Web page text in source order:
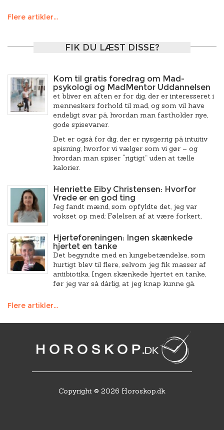
Flere artikler...
FIK DU LÆST DISSE?
Kom til gratis foredrag om Mad-
psykologi og MadMentor Uddannelsen
et bliver en aften er for dig, der er interesseret i
menneskers forhold til mad, og som vil have
endeligt svar på, hvordan man fastholder nye,
gode spisevaner.
Det er også for dig, der er nysgerrig på intuitiv
spisning, hvorfor vi vælger som vi gør – og
hvordan man spiser “rigtigt” uden at tælle
kalorier.
Henriette Eiby Christensen: Hvorfor
Vrede er en god ting
Jeg fandt mænd, som opfyldte det, jeg var
vokset op med: Følelsen af at være forkert,
Hjerteforeningen: Ingen skænkede
hjertet en tanke
Det begyndte med en lungebetændelse, som
hurtigt blev til flere, selvom jeg fik masser af
antibiotika. Ingen skænkede hjertet en tanke,
før jeg var så dårlig, at jeg knap kunne gå.
Flere artikler...
Copyright © 2026 Horoskop.dk